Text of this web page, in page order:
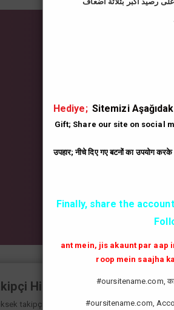
|Gün
|
|
Hilesi
takipçi kasmak eskisi kadar zor değil
Hediye; Sitemizi
Gift; Share our site on social
उपहार; नीचे दिए गए बटनों का उपयोग
Finally, share the
ant mein, jis akaunt par aap
roop mein saajha
#oursitename.com,
#oursitename.com,